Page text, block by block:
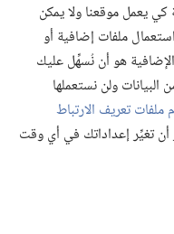
يعمل موقعنا ولا يمكن
ملفات إضافية أو
هو أن نُسهِّل عليك
البيانات ولن نستعملها
تعريف الارتباط
أن تغيِّر إعداداتك في أي وقت
© 2026 .Watch